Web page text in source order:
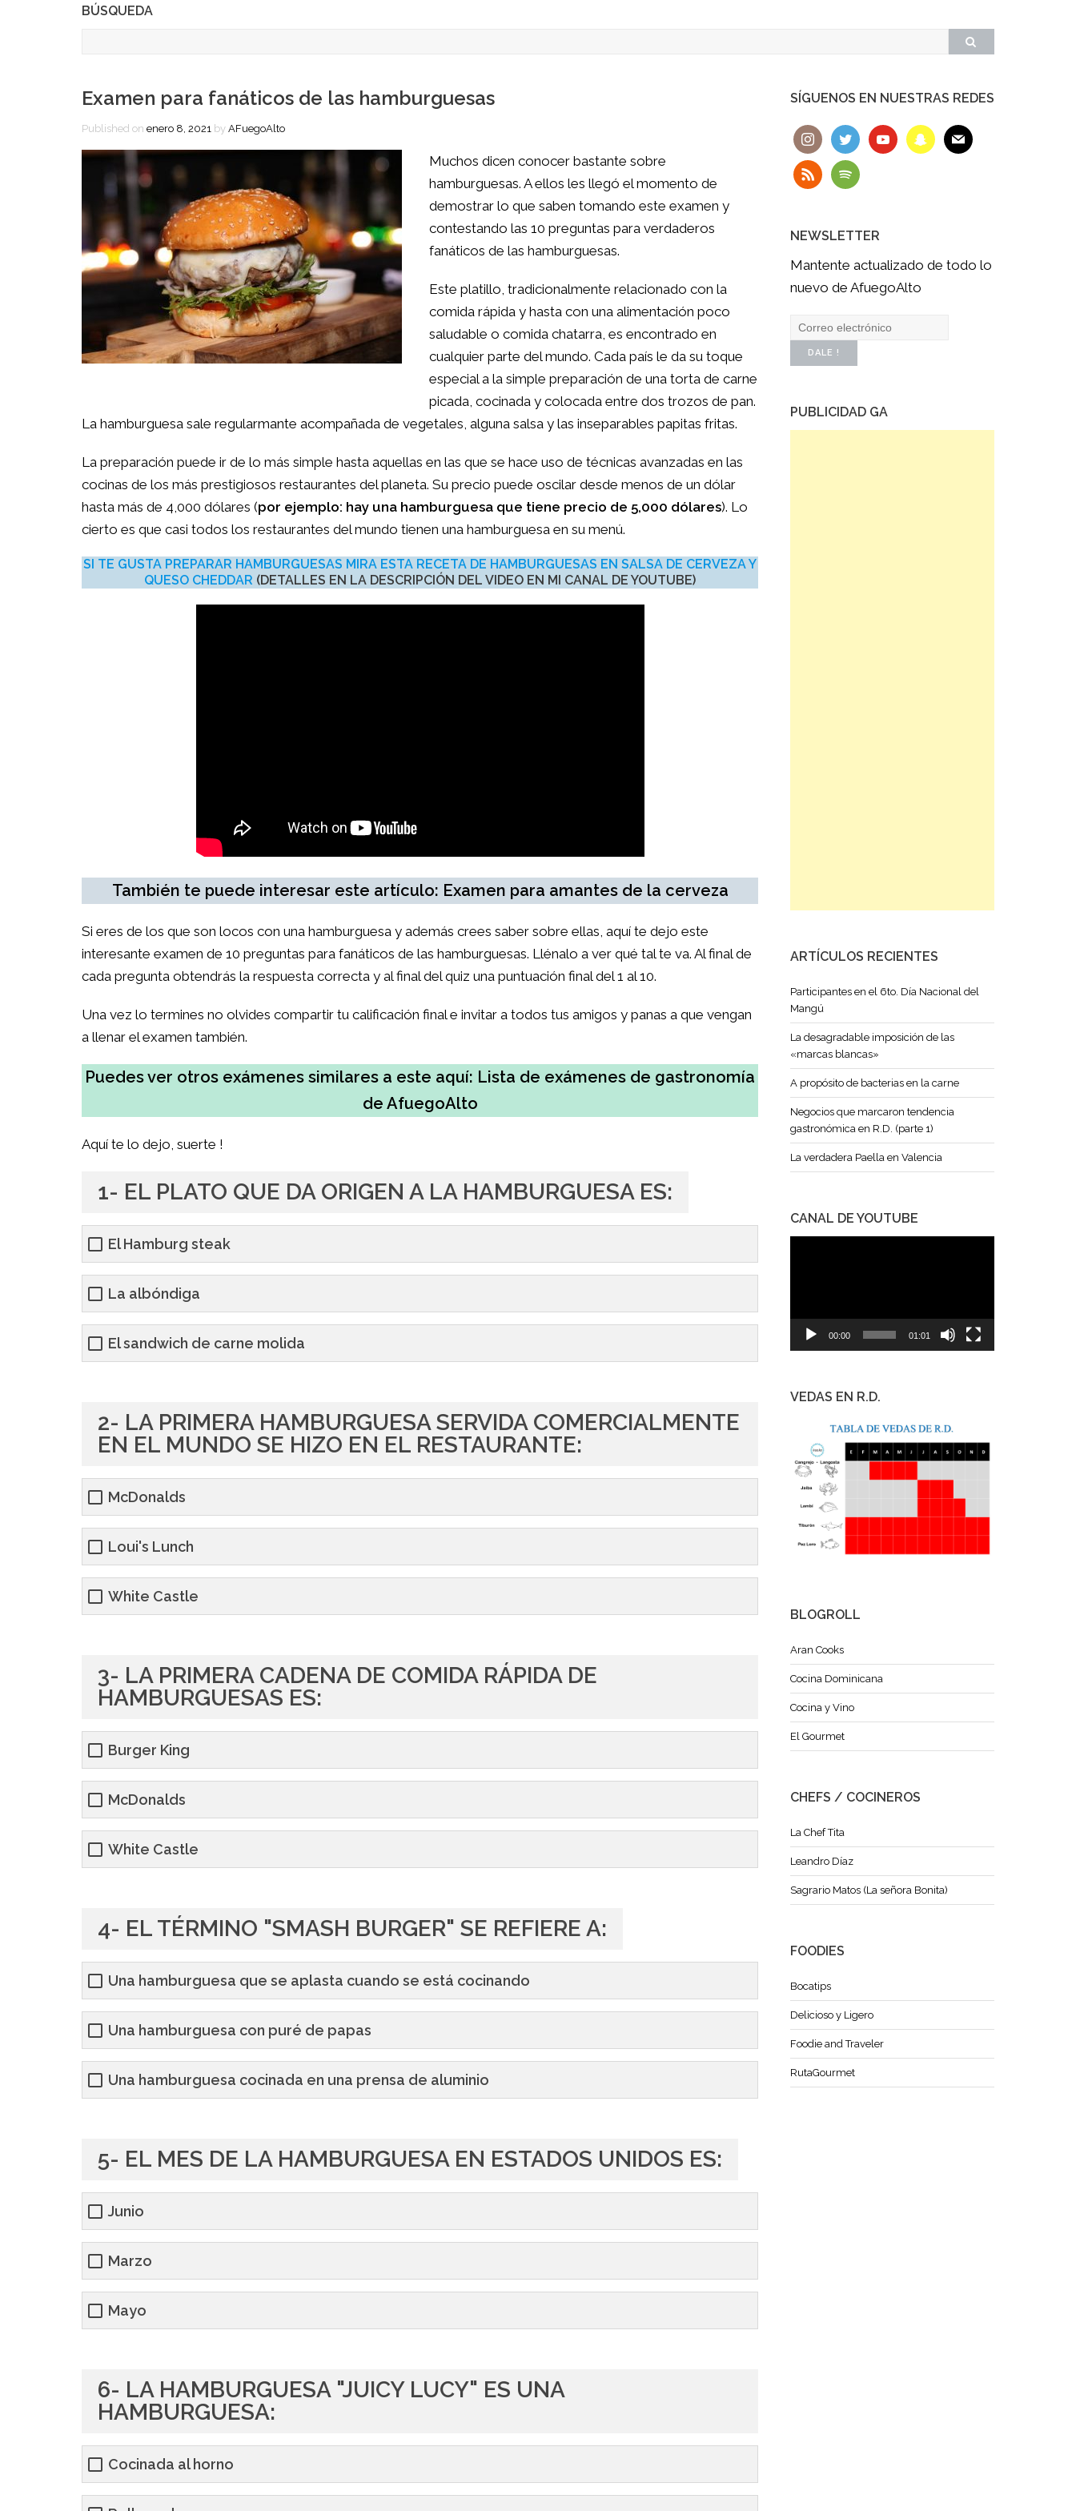
BÚSQUEDA
Examen para fanáticos de las hamburguesas
Published on enero 8, 2021 by AFuegoAlto
Muchos dicen conocer bastante sobre
hamburguesas. A ellos les llegó el momento de
demostrar lo que saben tomando este examen y
contestando las 10 preguntas para verdaderos
fanáticos de las hamburguesas.
Este platillo, tradicionalmente relacionado con la
comida rápida y hasta con una alimentación poco
saludable o comida chatarra, es encontrado en
cualquier parte del mundo. Cada país le da su toque
especial a la simple preparación de una torta de carne
picada, cocinada y colocada entre dos trozos de pan.
La hamburguesa sale regularmante acompañada de vegetales, alguna salsa y las inseparables papitas fritas.
La preparación puede ir de lo más simple hasta aquellas en las que se hace uso de técnicas avanzadas en las
cocinas de los más prestigiosos restaurantes del planeta. Su precio puede oscilar desde menos de un dólar
hasta más de 4,000 dólares (por ejemplo: hay una hamburguesa que tiene precio de 5,000 dólares). Lo
cierto es que casi todos los restaurantes del mundo tienen una hamburguesa en su menú.
SI TE GUSTA PREPARAR HAMBURGUESAS MIRA ESTA RECETA DE HAMBURGUESAS EN SALSA DE CERVEZA Y
QUESO CHEDDAR (DETALLES EN LA DESCRIPCIÓN DEL VIDEO EN MI CANAL DE YOUTUBE)
También te puede interesar este artículo: Examen para amantes de la cerveza
Si eres de los que son locos con una hamburguesa y además crees saber sobre ellas, aquí te dejo este
interesante examen de 10 preguntas para fanáticos de las hamburguesas. Llénalo a ver qué tal te va. Al final de
cada pregunta obtendrás la respuesta correcta y al final del quiz una puntuación final del 1 al 10.
Una vez lo termines no olvides compartir tu calificación final e invitar a todos tus amigos y panas a que vengan
a llenar el examen también.
Puedes ver otros exámenes similares a este aquí: Lista de exámenes de gastronomía
de AfuegoAlto
Aquí te lo dejo, suerte !
1- EL PLATO QUE DA ORIGEN A LA HAMBURGUESA ES:
El Hamburg steak
La albóndiga
El sandwich de carne molida
2- LA PRIMERA HAMBURGUESA SERVIDA COMERCIALMENTE
EN EL MUNDO SE HIZO EN EL RESTAURANTE:
McDonalds
Loui's Lunch
White Castle
3- LA PRIMERA CADENA DE COMIDA RÁPIDA DE
HAMBURGUESAS ES:
Burger King
McDonalds
White Castle
4- EL TÉRMINO "SMASH BURGER" SE REFIERE A:
Una hamburguesa que se aplasta cuando se está cocinando
Una hamburguesa con puré de papas
Una hamburguesa cocinada en una prensa de aluminio
5- EL MES DE LA HAMBURGUESA EN ESTADOS UNIDOS ES:
Junio
Marzo
Mayo
6- LA HAMBURGUESA "JUICY LUCY" ES UNA
HAMBURGUESA:
Cocinada al horno
SÍGUENOS EN NUESTRAS REDES
NEWSLETTER
Mantente actualizado de todo lo
nuevo de AfuegoAlto
PUBLICIDAD GA
ARTÍCULOS RECIENTES
Participantes en el 6to. Día Nacional del
Mangú
La desagradable imposición de las
«marcas blancas»
A propósito de bacterias en la carne
Negocios que marcaron tendencia
gastronómica en R.D. (parte 1)
La verdadera Paella en Valencia
CANAL DE YOUTUBE
00:00 01:01
VEDAS EN R.D.
BLOGROLL
Aran Cooks
Cocina Dominicana
Cocina y Vino
El Gourmet
CHEFS / COCINEROS
La Chef Tita
Leandro Díaz
Sagrario Matos (La señora Bonita)
FOODIES
Bocatips
Delicioso y Ligero
Foodie and Traveler
RutaGourmet